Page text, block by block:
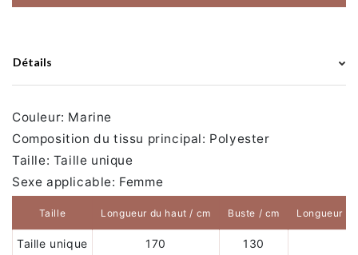
Détails
Couleur: Marine
Composition du tissu principal: Polyester
Taille: Taille unique
Sexe applicable: Femme
Taille Longueur du haut / cm Buste / cm Longueur
Taille unique 170 130